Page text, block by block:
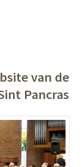
van de
Pancras